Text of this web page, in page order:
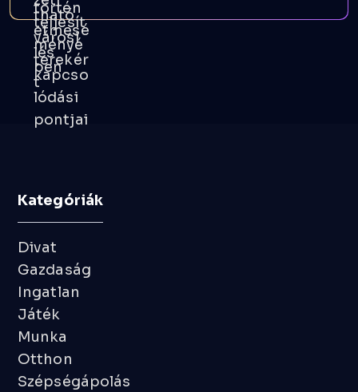
Kategóriák
Divat
Gazdaság
Ingatlan
Játék
Munka
Otthon
Szépségápolás